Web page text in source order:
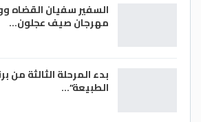
السفير سفيان القضاه
مهرجان صيف عجلون…
بدء المرحلة الثالثة من
الطبيعة”…